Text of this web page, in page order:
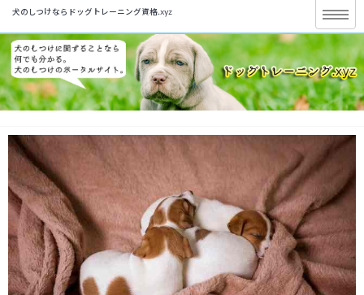
犬のしつけならドッグトレーニング資格.xyz